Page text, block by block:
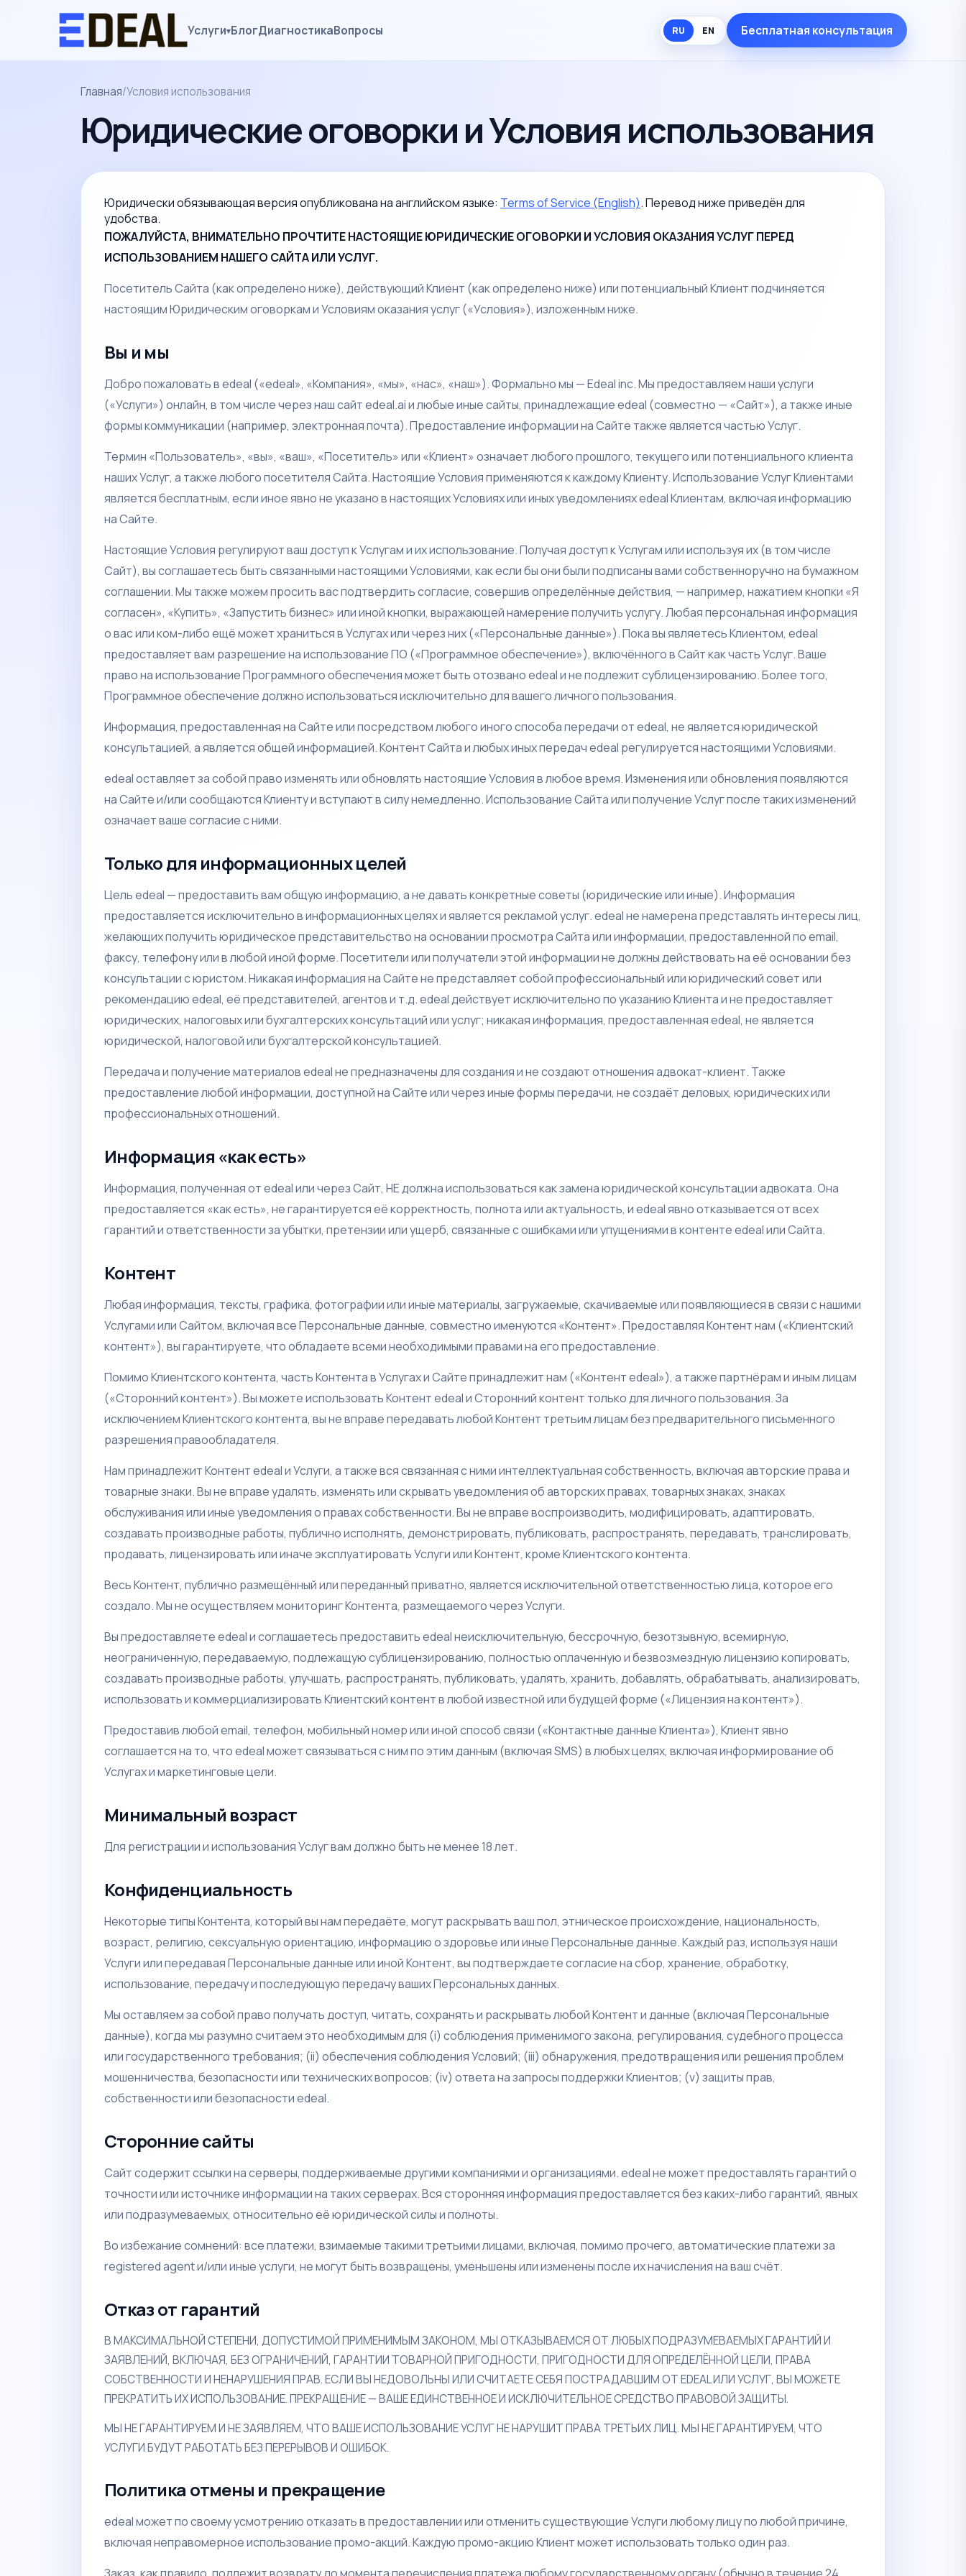
Услуги▾БлогДиагностикаВопросы RU EN Бесплатная консультация
Главная/Условия использования
Юридические оговорки и Условия использования
Юридически обязывающая версия опубликована на английском языке: Terms of Service (English). Перевод ниже приведён для
удобства.
ПОЖАЛУЙСТА, ВНИМАТЕЛЬНО ПРОЧТИТЕ НАСТОЯЩИЕ ЮРИДИЧЕСКИЕ ОГОВОРКИ И УСЛОВИЯ ОКАЗАНИЯ УСЛУГ ПЕРЕД
ИСПОЛЬЗОВАНИЕМ НАШЕГО САЙТА ИЛИ УСЛУГ.
Посетитель Сайта (как определено ниже), действующий Клиент (как определено ниже) или потенциальный Клиент подчиняется
настоящим Юридическим оговоркам и Условиям оказания услуг («Условия»), изложенным ниже.
Вы и мы
Добро пожаловать в edeal («edeal», «Компания», «мы», «нас», «наш»). Формально мы — Edeal inc. Мы предоставляем наши услуги
(«Услуги») онлайн, в том числе через наш сайт edeal.ai и любые иные сайты, принадлежащие edeal (совместно — «Сайт»), а также иные
формы коммуникации (например, электронная почта). Предоставление информации на Сайте также является частью Услуг.
Термин «Пользователь», «вы», «ваш», «Посетитель» или «Клиент» означает любого прошлого, текущего или потенциального клиента
наших Услуг, а также любого посетителя Сайта. Настоящие Условия применяются к каждому Клиенту. Использование Услуг Клиентами
является бесплатным, если иное явно не указано в настоящих Условиях или иных уведомлениях edeal Клиентам, включая информацию
на Сайте.
Настоящие Условия регулируют ваш доступ к Услугам и их использование. Получая доступ к Услугам или используя их (в том числе
Сайт), вы соглашаетесь быть связанными настоящими Условиями, как если бы они были подписаны вами собственноручно на бумажном
соглашении. Мы также можем просить вас подтвердить согласие, совершив определённые действия, — например, нажатием кнопки «Я
согласен», «Купить», «Запустить бизнес» или иной кнопки, выражающей намерение получить услугу. Любая персональная информация
о вас или ком-либо ещё может храниться в Услугах или через них («Персональные данные»). Пока вы являетесь Клиентом, edeal
предоставляет вам разрешение на использование ПО («Программное обеспечение»), включённого в Сайт как часть Услуг. Ваше
право на использование Программного обеспечения может быть отозвано edeal и не подлежит сублицензированию. Более того,
Программное обеспечение должно использоваться исключительно для вашего личного пользования.
Информация, предоставленная на Сайте или посредством любого иного способа передачи от edeal, не является юридической
консультацией, а является общей информацией. Контент Сайта и любых иных передач edeal регулируется настоящими Условиями.
edeal оставляет за собой право изменять или обновлять настоящие Условия в любое время. Изменения или обновления появляются
на Сайте и/или сообщаются Клиенту и вступают в силу немедленно. Использование Сайта или получение Услуг после таких изменений
означает ваше согласие с ними.
Только для информационных целей
Цель edeal — предоставить вам общую информацию, а не давать конкретные советы (юридические или иные). Информация
предоставляется исключительно в информационных целях и является рекламой услуг. edeal не намерена представлять интересы лиц,
желающих получить юридическое представительство на основании просмотра Сайта или информации, предоставленной по email,
факсу, телефону или в любой иной форме. Посетители или получатели этой информации не должны действовать на её основании без
консультации с юристом. Никакая информация на Сайте не представляет собой профессиональный или юридический совет или
рекомендацию edeal, её представителей, агентов и т.д. edeal действует исключительно по указанию Клиента и не предоставляет
юридических, налоговых или бухгалтерских консультаций или услуг; никакая информация, предоставленная edeal, не является
юридической, налоговой или бухгалтерской консультацией.
Передача и получение материалов edeal не предназначены для создания и не создают отношения адвокат-клиент. Также
предоставление любой информации, доступной на Сайте или через иные формы передачи, не создаёт деловых, юридических или
профессиональных отношений.
Информация «как есть»
Информация, полученная от edeal или через Сайт, НЕ должна использоваться как замена юридической консультации адвоката. Она
предоставляется «как есть», не гарантируется её корректность, полнота или актуальность, и edeal явно отказывается от всех
гарантий и ответственности за убытки, претензии или ущерб, связанные с ошибками или упущениями в контенте edeal или Сайта.
Контент
Любая информация, тексты, графика, фотографии или иные материалы, загружаемые, скачиваемые или появляющиеся в связи с нашими
Услугами или Сайтом, включая все Персональные данные, совместно именуются «Контент». Предоставляя Контент нам («Клиентский
контент»), вы гарантируете, что обладаете всеми необходимыми правами на его предоставление.
Помимо Клиентского контента, часть Контента в Услугах и Сайте принадлежит нам («Контент edeal»), а также партнёрам и иным лицам
(«Сторонний контент»). Вы можете использовать Контент edeal и Сторонний контент только для личного пользования. За
исключением Клиентского контента, вы не вправе передавать любой Контент третьим лицам без предварительного письменного
разрешения правообладателя.
Нам принадлежит Контент edeal и Услуги, а также вся связанная с ними интеллектуальная собственность, включая авторские права и
товарные знаки. Вы не вправе удалять, изменять или скрывать уведомления об авторских правах, товарных знаках, знаках
обслуживания или иные уведомления о правах собственности. Вы не вправе воспроизводить, модифицировать, адаптировать,
создавать производные работы, публично исполнять, демонстрировать, публиковать, распространять, передавать, транслировать,
продавать, лицензировать или иначе эксплуатировать Услуги или Контент, кроме Клиентского контента.
Весь Контент, публично размещённый или переданный приватно, является исключительной ответственностью лица, которое его
создало. Мы не осуществляем мониторинг Контента, размещаемого через Услуги.
Вы предоставляете edeal и соглашаетесь предоставить edeal неисключительную, бессрочную, безотзывную, всемирную,
неограниченную, передаваемую, подлежащую сублицензированию, полностью оплаченную и безвозмездную лицензию копировать,
создавать производные работы, улучшать, распространять, публиковать, удалять, хранить, добавлять, обрабатывать, анализировать,
использовать и коммерциализировать Клиентский контент в любой известной или будущей форме («Лицензия на контент»).
Предоставив любой email, телефон, мобильный номер или иной способ связи («Контактные данные Клиента»), Клиент явно
соглашается на то, что edeal может связываться с ним по этим данным (включая SMS) в любых целях, включая информирование об
Услугах и маркетинговые цели.
Минимальный возраст
Для регистрации и использования Услуг вам должно быть не менее 18 лет.
Конфиденциальность
Некоторые типы Контента, который вы нам передаёте, могут раскрывать ваш пол, этническое происхождение, национальность,
возраст, религию, сексуальную ориентацию, информацию о здоровье или иные Персональные данные. Каждый раз, используя наши
Услуги или передавая Персональные данные или иной Контент, вы подтверждаете согласие на сбор, хранение, обработку,
использование, передачу и последующую передачу ваших Персональных данных.
Мы оставляем за собой право получать доступ, читать, сохранять и раскрывать любой Контент и данные (включая Персональные
данные), когда мы разумно считаем это необходимым для (i) соблюдения применимого закона, регулирования, судебного процесса
или государственного требования; (ii) обеспечения соблюдения Условий; (iii) обнаружения, предотвращения или решения проблем
мошенничества, безопасности или технических вопросов; (iv) ответа на запросы поддержки Клиентов; (v) защиты прав,
собственности или безопасности edeal.
Сторонние сайты
Сайт содержит ссылки на серверы, поддерживаемые другими компаниями и организациями. edeal не может предоставлять гарантий о
точности или источнике информации на таких серверах. Вся сторонняя информация предоставляется без каких-либо гарантий, явных
или подразумеваемых, относительно её юридической силы и полноты.
Во избежание сомнений: все платежи, взимаемые такими третьими лицами, включая, помимо прочего, автоматические платежи за
regist­ered agent и/или иные услуги, не могут быть возвращены, уменьшены или изменены после их начисления на ваш счёт.
Отказ от гарантий
В МАКСИМАЛЬНОЙ СТЕПЕНИ, ДОПУСТИМОЙ ПРИМЕНИМЫМ ЗАКОНОМ, МЫ ОТКАЗЫВАЕМСЯ ОТ ЛЮБЫХ ПОДРАЗУМЕВАЕМЫХ ГАРАНТИЙ И
ЗАЯВЛЕНИЙ, ВКЛЮЧАЯ, БЕЗ ОГРАНИЧЕНИЙ, ГАРАНТИИ ТОВАРНОЙ ПРИГОДНОСТИ, ПРИГОДНОСТИ ДЛЯ ОПРЕДЕЛЁННОЙ ЦЕЛИ, ПРАВА
СОБСТВЕННОСТИ И НЕНАРУШЕНИЯ ПРАВ. ЕСЛИ ВЫ НЕДОВОЛЬНЫ ИЛИ СЧИТАЕТЕ СЕБЯ ПОСТРАДАВШИМ ОТ EDEAL ИЛИ УСЛУГ, ВЫ МОЖЕТЕ
ПРЕКРАТИТЬ ИХ ИСПОЛЬЗОВАНИЕ. ПРЕКРАЩЕНИЕ — ВАШЕ ЕДИНСТВЕННОЕ И ИСКЛЮЧИТЕЛЬНОЕ СРЕДСТВО ПРАВОВОЙ ЗАЩИТЫ.
МЫ НЕ ГАРАНТИРУЕМ И НЕ ЗАЯВЛЯЕМ, ЧТО ВАШЕ ИСПОЛЬЗОВАНИЕ УСЛУГ НЕ НАРУШИТ ПРАВА ТРЕТЬИХ ЛИЦ. МЫ НЕ ГАРАНТИРУЕМ, ЧТО
УСЛУГИ БУДУТ РАБОТАТЬ БЕЗ ПЕРЕРЫВОВ И ОШИБОК.
Политика отмены и прекращение
edeal может по своему усмотрению отказать в предоставлении или отменить существующие Услуги любому лицу по любой причине,
включая неправомерное использование промо-акций. Каждую промо-акцию Клиент может использовать только один раз.